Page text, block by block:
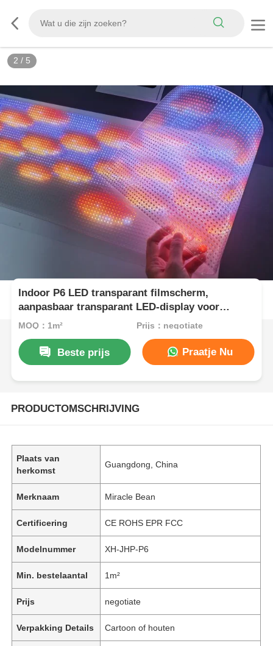
3 / 5
Indoor P6 LED transparant filmscherm,
aanpasbaar transparant LED-display voor
creatieve reclame en dynamische
MOQ：1m² Prijs：negotiate
Beste prijs Praatje Nu
PRODUCTOMSCHRIJVING
Plaats van
herkomst
Guangdong, China
Merknaam Miracle Bean
Certificering CE ROHS EPR FCC
Modelnummer XH-JHP-P6
Min. bestelaantal 1m²
Prijs negotiate
Verpakking Details Cartoon of houten